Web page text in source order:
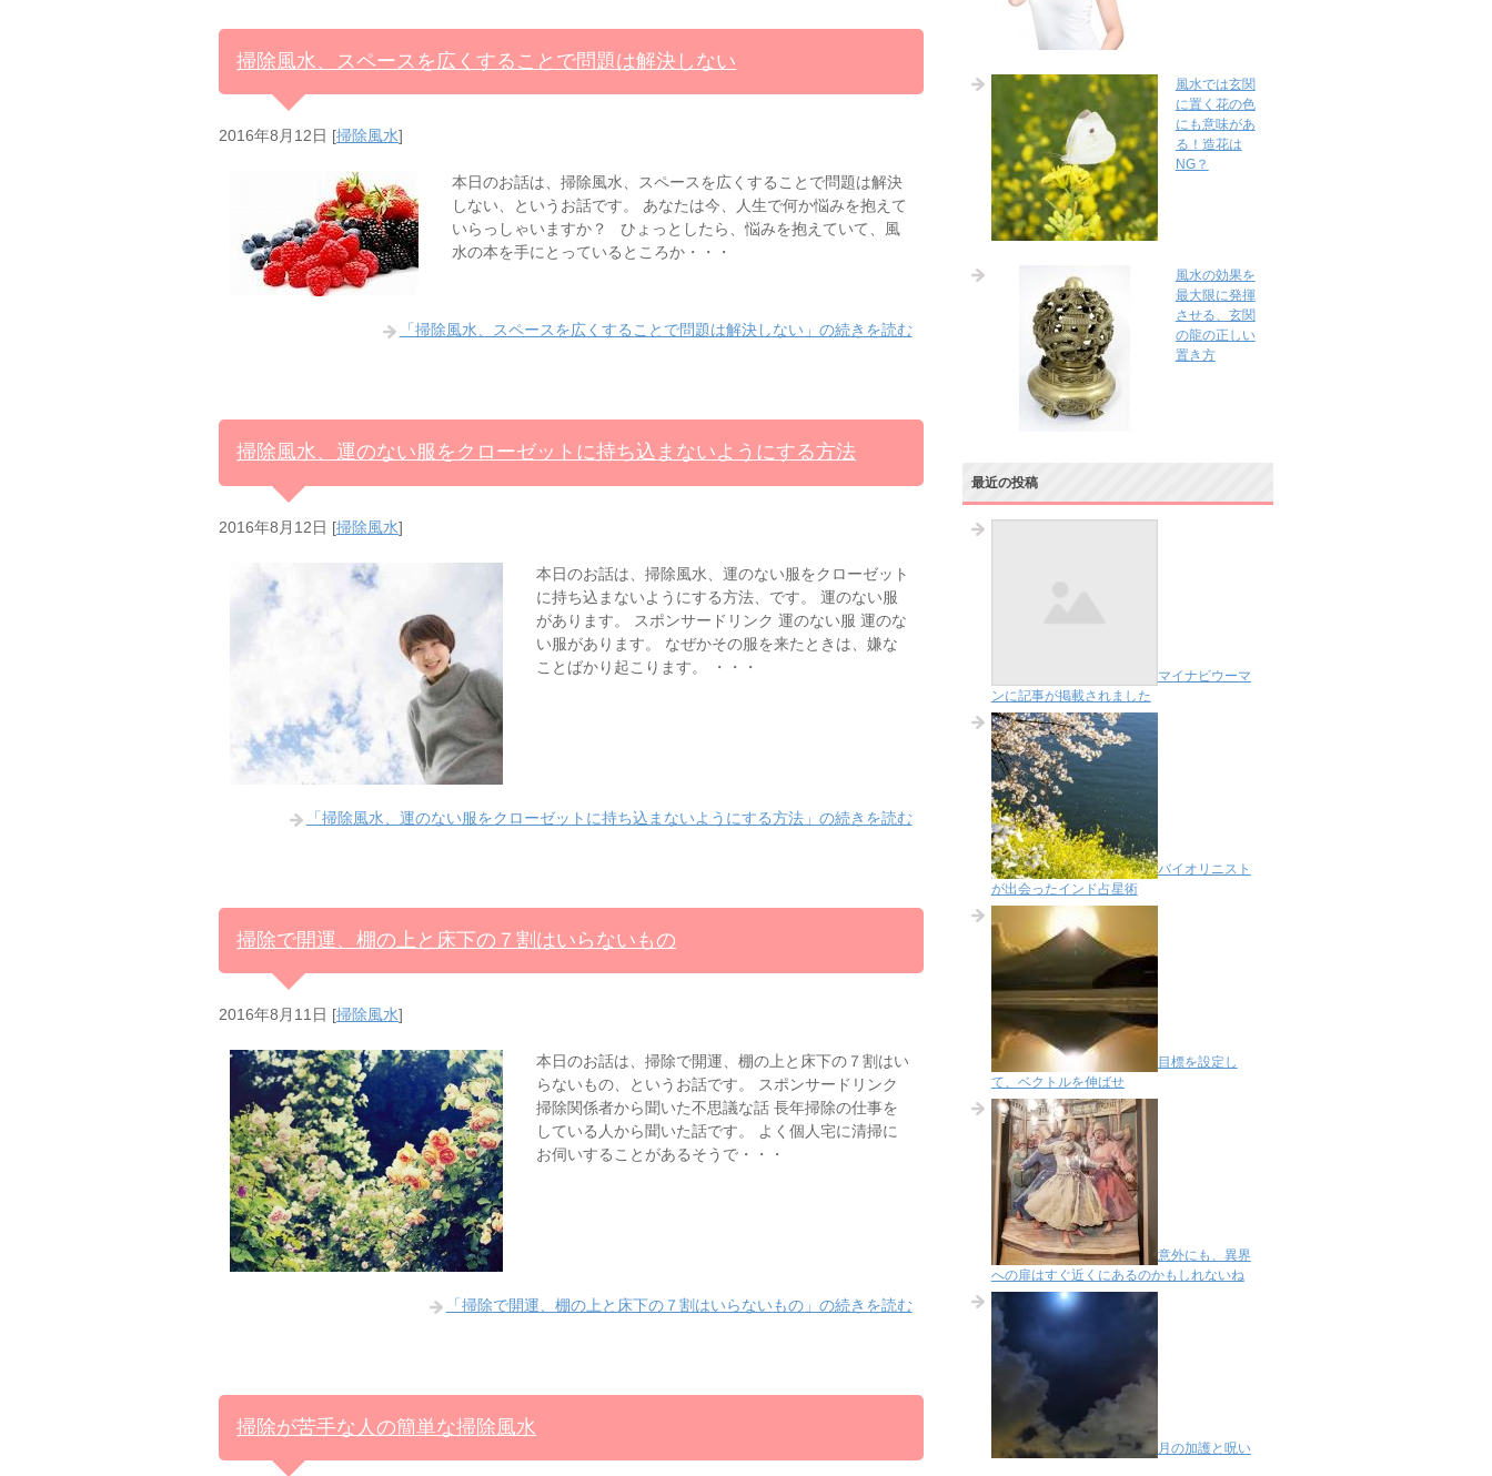
掃除風水、スペースを広くすることで問題は解決しない
2016年8月12日 [掃除風水]
本日のお話は、掃除風水、スペースを広くすることで問題は解決
しない、というお話です。 あなたは今、人生で何か悩みを抱えて
いらっしゃいますか？ ひょっとしたら、悩みを抱えていて、風
水の本を手にとっているところか・・・
「掃除風水、スペースを広くすることで問題は解決しない」の続きを読む
掃除風水、運のない服をクローゼットに持ち込まないようにする方法
2016年8月12日 [掃除風水]
本日のお話は、掃除風水、運のない服をクローゼット
に持ち込まないようにする方法、です。 運のない服
があります。 スポンサードリンク 運のない服 運のな
い服があります。 なぜかその服を来たときは、嫌な
ことばかり起こります。 ・・・
「掃除風水、運のない服をクローゼットに持ち込まないようにする方法」の続きを読む
掃除で開運、棚の上と床下の７割はいらないもの
2016年8月11日 [掃除風水]
本日のお話は、掃除で開運、棚の上と床下の７割はい
らないもの、というお話です。 スポンサードリンク
掃除関係者から聞いた不思議な話 長年掃除の仕事を
している人から聞いた話です。 よく個人宅に清掃に
お伺いすることがあるそうで・・・
「掃除で開運、棚の上と床下の７割はいらないもの」の続きを読む
掃除が苦手な人の簡単な掃除風水
風水では玄関
に置く花の色
にも意味があ
る！造花は
NG？
風水の効果を
最大限に発揮
させる、玄関
の龍の正しい
置き方
最近の投稿
マイナビウーマ
ンに記事が掲載されました
バイオリニスト
が出会ったインド占星術
目標を設定し
て、ベクトルを伸ばせ
意外にも、異界
への扉はすぐ近くにあるのかもしれないね
月の加護と呪い